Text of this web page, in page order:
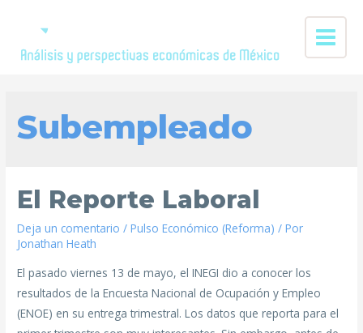
Subempleado
El Reporte Laboral
Deja un comentario /Pulso Económico (Reforma) / Por
Jonathan Heath
El pasado viernes 13 de mayo, el INEGI dio a conocer los
resultados de la Encuesta Nacional de Ocupación y Empleo
(ENOE) en su entrega trimestral. Los datos que reporta para el